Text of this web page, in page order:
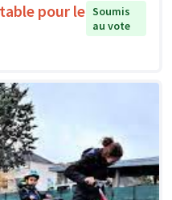
pour le Soumis
au vote